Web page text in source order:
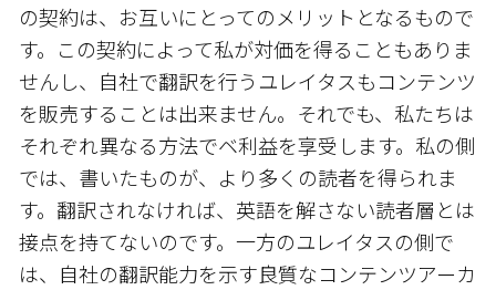
の契約は、お互いにとってのメリットとなるもので
す。この契約によって私が対価を得ることもありま
せんし、自社で翻訳を行うユレイタスもコンテンツ
を販売することは出来ません。それでも、私たちは
それぞれ異なる方法でベ利益を享受します。私の側
では、書いたものが、より多くの読者を得られま
す。翻訳されなければ、英語を解さない読者層とは
接点を持てないのです。一方のユレイタスの側で
は、自社の翻訳能力を示す良質なコンテンツアーカ